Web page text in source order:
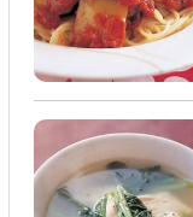
ル
「
な
の
き
ょ